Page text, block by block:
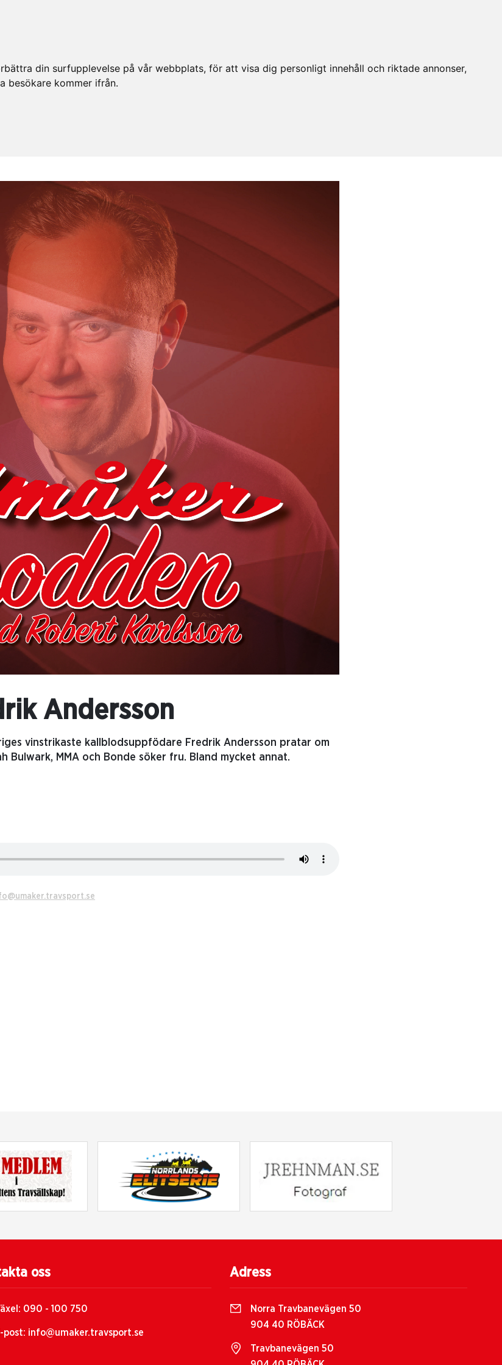
din surfupplevelse på vår webbplats, för att visa dig personligt innehåll och riktade annonser,
besökare kommer ifrån.
Andersson
vinstrikaste kallblodsuppfödare Fredrik Andersson pratar om
Bulwark, MMA och Bonde söker fru. Bland mycket annat.
oss
090 - 100 750
post: info@umaker.travsport.se
Adress
Norra Travbanevägen 50
904 40 RÖBÄCK
Travbanevägen 50